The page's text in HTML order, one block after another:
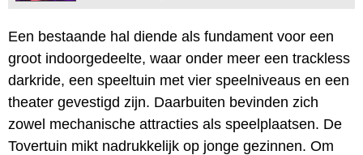
Een bestaande hal diende als fundament voor een
groot indoorgedeelte, waar onder meer een trackless
darkride, een speeltuin met vier speelniveaus en een
theater gevestigd zijn. Daarbuiten bevinden zich
zowel mechanische attracties als speelplaatsen. De
Tovertuin mikt nadrukkelijk op jonge gezinnen. Om